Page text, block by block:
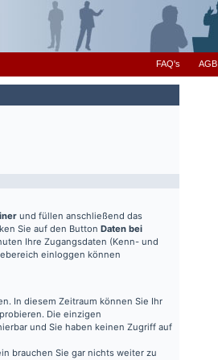
FAQ's AGB
und füllen anschließend das
Sie auf den Button Daten bei
Ihre Zugangsdaten (Kenn- und
einloggen können
In diesem Zeitraum können Sie Ihr
Die einzigen
und Sie haben keinen Zugriff auf
brauchen Sie gar nichts weiter zu